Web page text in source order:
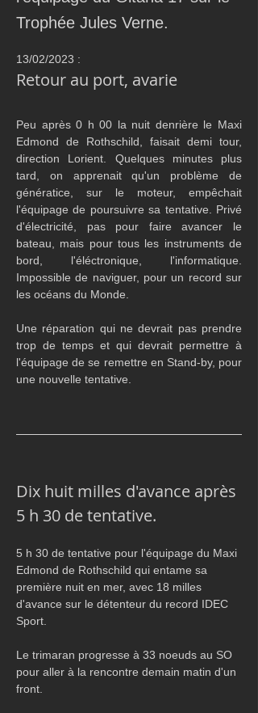
Trophée Jules Verne.
13/02/2023 :
Retour au port, avarie
Peu après 0 h 00 la nuit denrière le Maxi
Edmond de Rothschild, faisait demi tour,
direction Lorient. Quelques minutes plus
tard, on apprenait qu'un problème de
génératice, sur le moteur, empêchait
l'équipage de poursuivre sa tentative. Privé
d'électricité, pas pour faire avancer le
bateau, mais pour tous les instruments de
bord, l'éléctronique, l'informatique.
Impossible de naviguer, pour un record sur
les océans du Monde.
Une réparation qui ne devrait pas prendre
trop de temps et qui devrait permettre à
l'équipage de se remettre en Stand-by, pour
une nouvelle tentative.
Dix huit milles d'avance après
5 h 30 de tentative.
5 h 30 de tentative pour l'équipage du Maxi
Edmond de Rothschild qui entame sa
première nuit en mer, avec 18 milles
d'avance sur le détenteur du record IDEC
Sport.
Le trimaran progresse à 33 noeuds au SO
pour aller à la rencontre demain matin d'un
front.